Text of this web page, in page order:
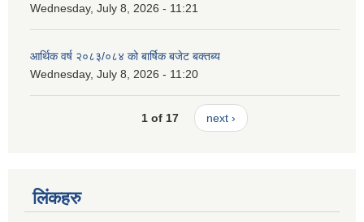
Wednesday, July 8, 2026 - 11:21
आर्थिक वर्ष २०८३/०८४ को बार्षिक बजेट बक्तब्य
Wednesday, July 8, 2026 - 11:20
1 of 17 next ›
लिंकहरु